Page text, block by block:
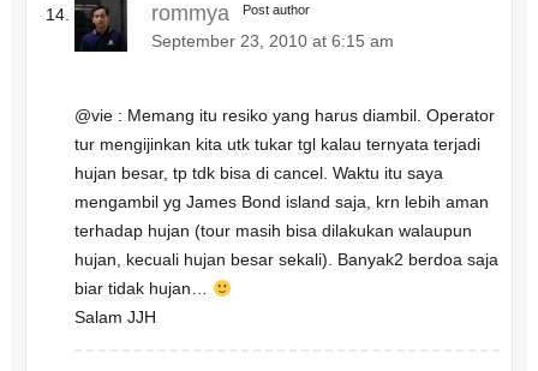
rommya Post author
September 23, 2010 at 6:15 am
@vie : Memang itu resiko yang harus diambil. Operator
tur mengijinkan kita utk tukar tgl kalau ternyata terjadi
hujan besar, tp tdk bisa di cancel. Waktu itu saya
mengambil yg James Bond island saja, krn lebih aman
terhadap hujan (tour masih bisa dilakukan walaupun
hujan, kecuali hujan besar sekali). Banyak2 berdoa saja
biar tidak hujan…
Salam JJH